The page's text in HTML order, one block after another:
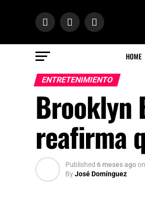
HOME
ENTRETENIMIENTO
Brooklyn
reafirma
Published 6 meses agoon
ByJosé Domínguez